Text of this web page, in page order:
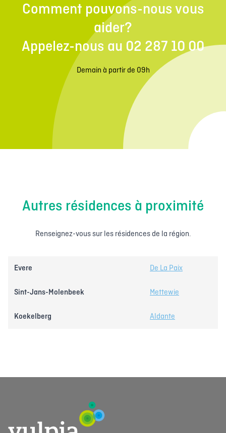
Comment pouvons-nous vous
aider?
Appelez-nous au 02 287 10 00
Demain à partir de 09h
Autres résidences à proximité
Renseignez-vous sur les résidences de la région.
Evere De La Paix
Sint-Jans-Molenbeek Mettewie
Koekelberg Aldante